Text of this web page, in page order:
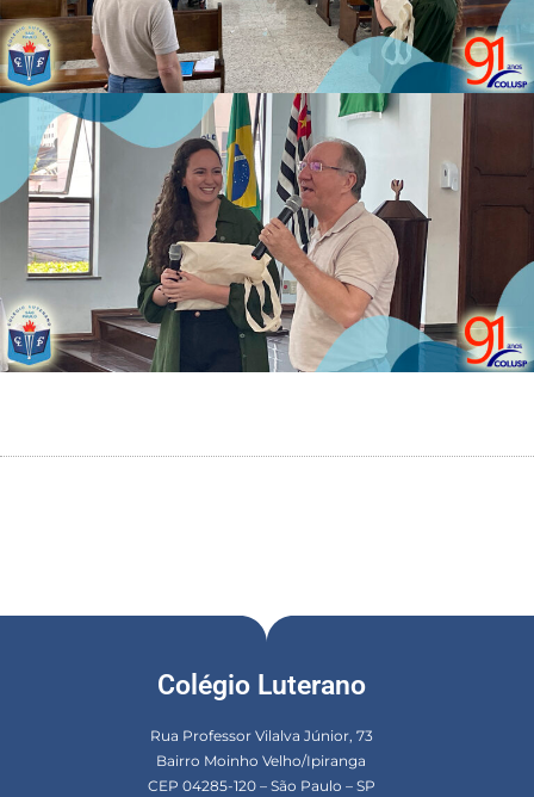
Colégio Luterano
Rua Professor Vilalva Júnior, 73
Bairro Moinho Velho/Ipiranga
CEP 04285-120 – São Paulo – SP